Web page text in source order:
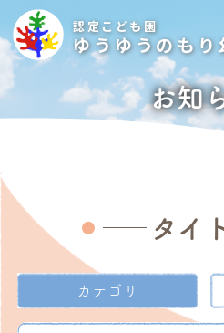
認定こども園
ゆうゆうのもり
お知
タイ
カテゴリ